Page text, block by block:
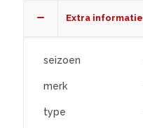
Extra informatie
seizoen
merk
type